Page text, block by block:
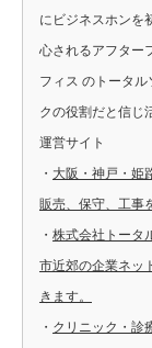
にビジネスホンを
心されるアフター
フィス のトータ
クの役割だと信じ
運営サイト
・ 大阪・神戸・姫
販売、保守、工事
・ 株式会社トータ
市近郊の企業ネッ
きます。
・ クリニック・診